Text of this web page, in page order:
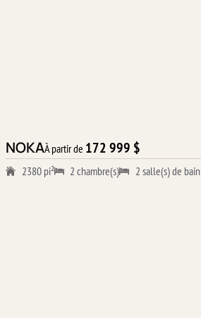
NOKAÀ partir de 172 999 $
2380 pi² 2 chambre(s) 2 salle(s) de bain